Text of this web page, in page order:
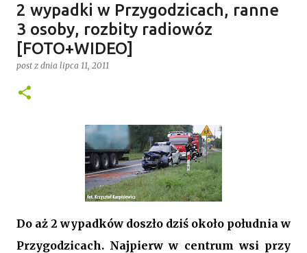
Najnowszy post
Ponad 4 godziny trwała ostatnia w 2025 roku XVI sesja
Rady Gminy Przygodzice ustanawiając dotychczasowy
rekord długości posiedzenia rady w kadencji 2024-
2029. Bieg zdarzeń od początku dyktowało słowo
„ZMIANA”. Jednym z pierwszych punktów był bowiem
wniosek o odwołanie przewodniczącego rady. Robert
przewodniczącą została Joanna Jabłecka -
dotychczasowa wiceprzewodnicząca.
0
2 wypadki w Przygodzicach, ranne
3 osoby, rozbity radiowóz
[FOTO+WIDEO]
post z dnia lipca 11, 2011
Do aż 2 wypadków doszło dziś około południa w
Przygodzicach. Najpierw w centrum wsi przy